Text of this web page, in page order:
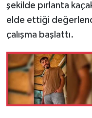
şekilde pırlanta
elde ettiği
çalışma başlattı.